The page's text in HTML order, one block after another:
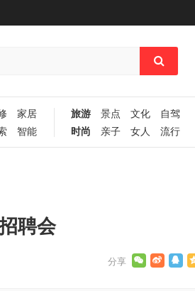
家居
智能
旅游 景点 文化
自驾
时尚
亲子 女人 流行
聘会